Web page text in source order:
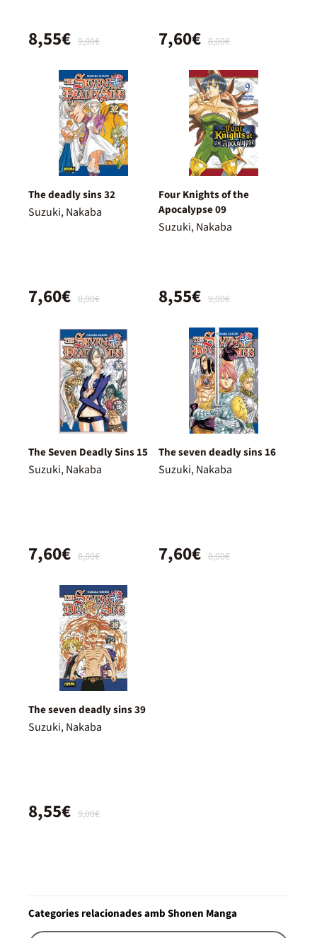
9,00€
8,55€ 8,00€
7,60€
The deadly sins 32
Suzuki, Nakaba
8,00€
7,60€
Four Knights of the
Apocalypse 09
Suzuki, Nakaba
9,00€
8,55€
The Seven Deadly Sins 15
Suzuki, Nakaba
8,00€
7,60€
The seven deadly sins 16
Suzuki, Nakaba
8,00€
7,60€
The seven deadly sins 39
Suzuki, Nakaba
9,00€
8,55€
Categories relacionades amb Shonen Manga